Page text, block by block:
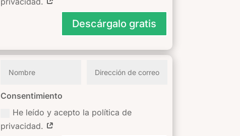
Descárgalo gratis
Consentimiento
He leído y acepto la política de
privacidad.